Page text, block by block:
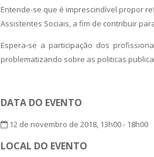
Entende-se que é imprescindível propor
Assistentes Sociais, a fim de contribuir
Espera-se a participação dos
problematizando sobre as politicas
DATA DO EVENTO
12 de novembro de 2018, 13h00 - 18h00
LOCAL DO EVENTO